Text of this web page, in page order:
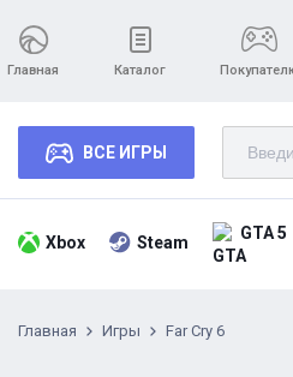
Главная Каталог
ВСЕ ИГРЫ
Xbox Steam GTA 5
Главная Игры Far Cry 6